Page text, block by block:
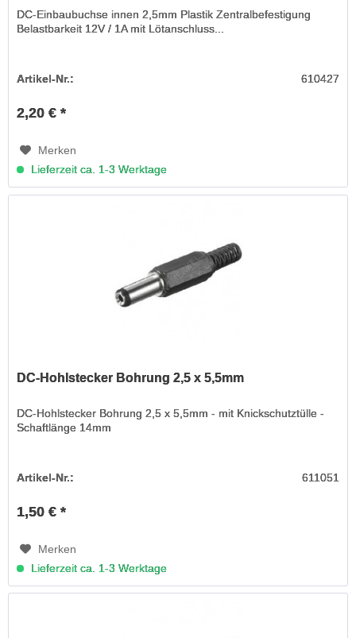
DC-Einbaubuchse innen 2,5mm Plastik Zentralbefestigung
Belastbarkeit 12V / 1A mit Lötanschluss...
Artikel-Nr.: 610427
2,20 € *
Merken
Lieferzeit ca. 1-3 Werktage
DC-Hohlstecker Bohrung 2,5 x 5,5mm
DC-Hohlstecker Bohrung 2,5 x 5,5mm - mit Knickschutztülle -
Schaftlänge 14mm
Artikel-Nr.: 611051
1,50 € *
Merken
Lieferzeit ca. 1-3 Werktage